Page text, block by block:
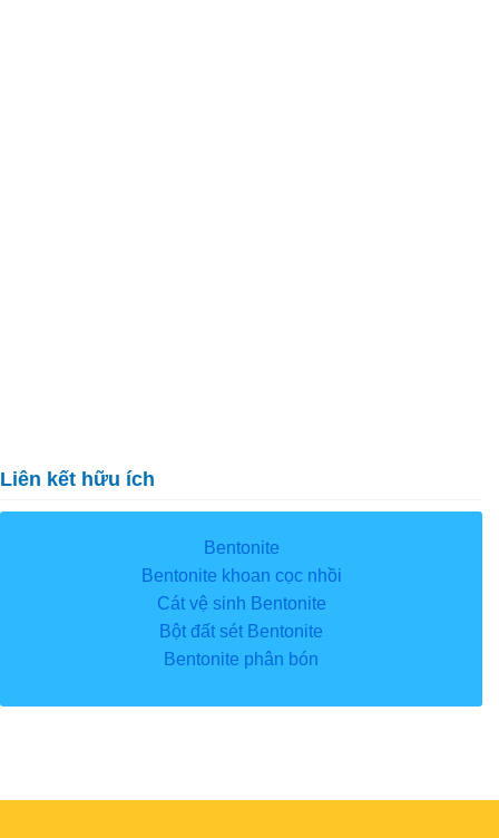
Liên kết hữu ích
Bentonite
Bentonite khoan cọc nhồi
Cát vệ sinh Bentonite
Bột đất sét Bentonite
Bentonite phân bón